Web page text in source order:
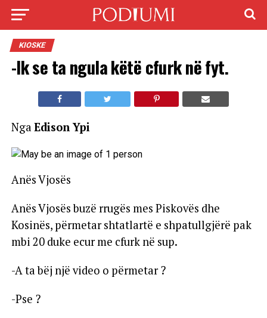
KIOSKE
-Ik se ta ngula këtë cfurk në fyt.
NgaEdison Ypi
Anës Vjosës
Anës Vjosës buzë rrugës mes Piskovës dhe
Kosinës, përmetar shtatlartë e shpatullgjërë pak
mbi 20 duke ecur me cfurk në sup.
-A ta bëj një video o përmetar ?
-Pse ?